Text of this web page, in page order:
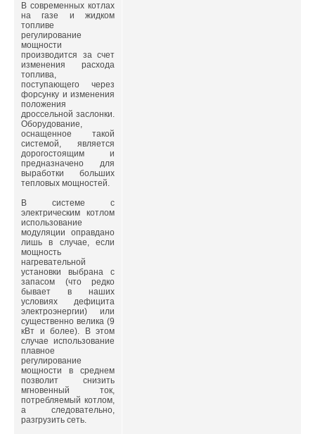
В современных котлах
на газе и жидком
топливе
регулирование
мощности
производится за счет
изменения расхода
топлива,
поступающего через
форсунку и изменения
положения
дроссельной заслонки.
Оборудование,
оснащенное такой
системой, является
дорогостоящим и
предназначено для
выработки больших
тепловых мощностей.
В системе с
электрическим котлом
использование
модуляции оправдано
лишь в случае, если
мощность
нагревательной
установки выбрана с
запасом (что редко
бывает в наших
условиях дефицита
электроэнергии) или
существенно велика (9
кВт и более). В этом
случае использование
плавное
регулирование
мощности в среднем
позволит снизить
мгновенный ток,
потребляемый котлом,
а следовательно,
разгрузить сеть.